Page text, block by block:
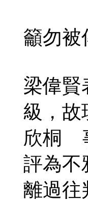
籲勿被
梁偉賢
級，故
欣桐
評為不
離過往